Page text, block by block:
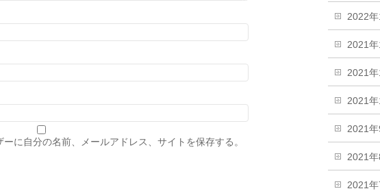
に自分の名前、メールアドレス、サイトを保存する。
2022年
2021年
2021年
2021年
2021年
2021年
2021年